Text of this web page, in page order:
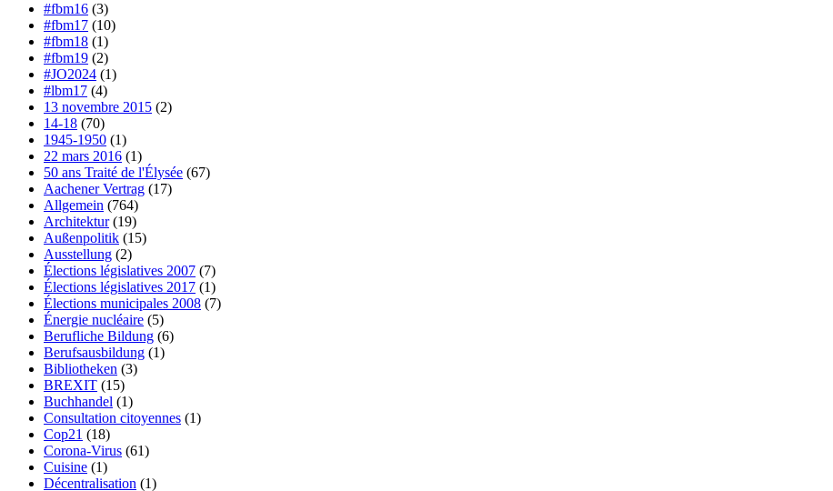
#fbm16 (3)
#fbm17 (10)
#fbm18 (1)
#fbm19 (2)
#JO2024 (1)
#lbm17 (4)
13 novembre 2015 (2)
14-18 (70)
1945-1950 (1)
22 mars 2016 (1)
50 ans Traité de l'Élysée (67)
Aachener Vertrag (17)
Allgemein (764)
Architektur(19)
Außenpolitik (15)
Ausstellung (2)
Élections législatives 2007 (7)
Élections législatives 2017 (1)
Élections municipales 2008 (7)
Énergie nucléaire (5)
Berufliche Bildung (6)
Berufsausbildung (1)
Bibliotheken (3)
BREXIT (15)
Buchhandel (1)
Consultation citoyennes (1)
Cop21 (18)
Corona-Virus (61)
Cuisine (1)
Décentralisation (1)